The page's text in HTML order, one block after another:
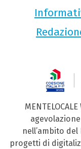
nell’ambito
progetti di